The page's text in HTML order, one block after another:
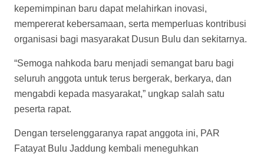
kepemimpinan baru dapat melahirkan inovasi,
mempererat kebersamaan, serta memperluas kontribusi
organisasi bagi masyarakat Dusun Bulu dan sekitarnya.
“Semoga nahkoda baru menjadi semangat baru bagi
seluruh anggota untuk terus bergerak, berkarya, dan
mengabdi kepada masyarakat,” ungkap salah satu
peserta rapat.
Dengan terselenggaranya rapat anggota ini, PAR
Fatayat Bulu Jaddung kembali meneguhkan